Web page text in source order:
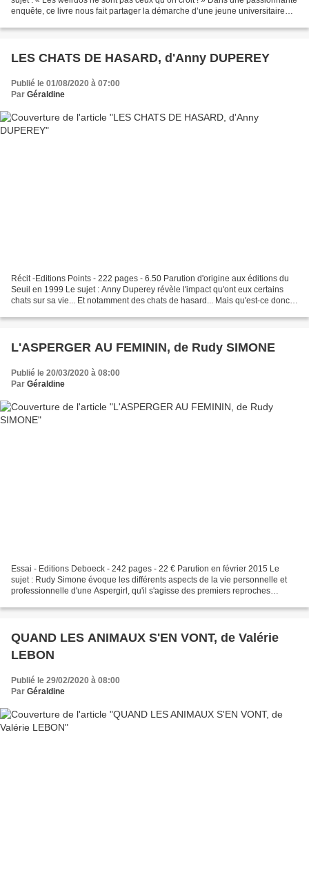
enquête, ce livre nous fait partager la démarche d’une jeune universitaire
LES CHATS DE HASARD, d'Anny DUPEREY
Publié le 01/08/2020 à 07:00
Par Géraldine
Récit -Editions Points - 222 pages - 6.50 Parution d'origine aux éditions du
Seuil en 1999 Le sujet : Anny Duperey révèle l'impact qu'ont eux certains
chats sur sa vie... Et notamment des chats de hasard... Mais qu'est-ce donc
L'ASPERGER AU FEMININ, de Rudy SIMONE
Publié le 20/03/2020 à 08:00
Par Géraldine
Essai - Editions Deboeck - 242 pages - 22 € Parution en février 2015 Le
sujet : Rudy Simone évoque les différents aspects de la vie personnelle et
professionnelle d'une Aspergirl, qu'il s'agisse des premiers reproches
QUAND LES ANIMAUX S'EN VONT, de Valérie
LEBON
Publié le 29/02/2020 à 08:00
Par Géraldine